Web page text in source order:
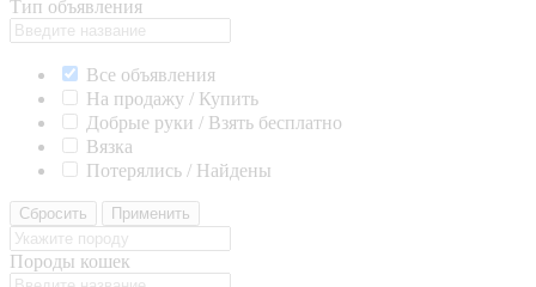
Тип объявления
Все объявления
На продажу / Купить
Добрые руки / Взять бесплатно
Вязка
Потерялись / Найдены
Сбросить Применить
Породы кошек